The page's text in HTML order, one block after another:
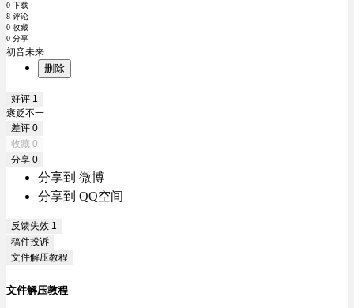
0 下载
8 评论
0 收藏
0 分享
初音未来
删除
好评 1
褒贬不一
差评 0
收藏 0
分享 0
分享到 微博
分享到 QQ空间
反馈失效 1
稿件投诉
文件解压教程
文件解压教程